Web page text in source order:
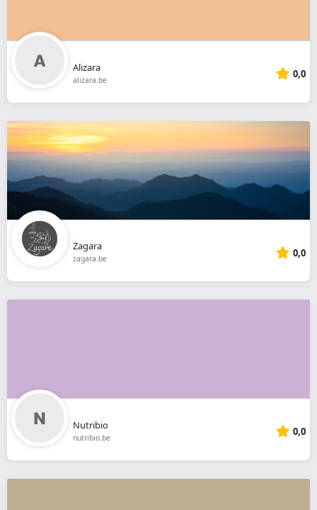
Alizara
alizara.be 0,0
Zagara
zagara.be 0,0
Nutribio
nutribio.be 0,0